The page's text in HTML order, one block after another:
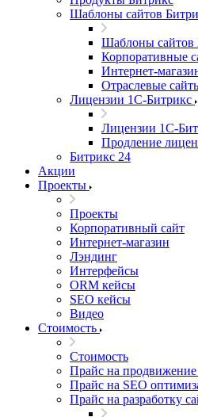
Шаблоны сайтов
Шаблоны сайтов
Корпоративные
Интернет-
Отраслевые
Лицензии 1С-Битрикс
Лицензии 1С-
Продление
Битрикс 24
Акции
Проекты
Проекты
Корпоративный сайт
Интернет-магазин
Лэндинг
Интерфейсы
ORM кейсы
SEO кейсы
Видео
Стоимость
Стоимость
Прайс на продвижение
Прайс на SEO
Прайс на разработку